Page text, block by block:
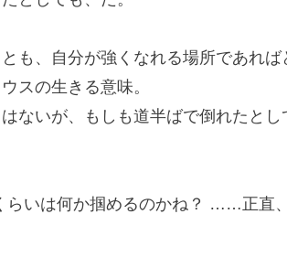
も、自分が強くなれる場所であれば
スの生きる意味。
ないが、もしも道半ばで倒れたと
らいは何か掴めるのかね？ ……正直